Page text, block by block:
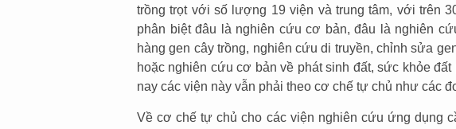
trồng trọt với số lượng 19 viện và trung tâm, với trên
phân biệt đâu là nghiên cứu cơ bản, đâu là nghiên
hàng gen cây trồng, nghiên cứu di truyền, chỉnh sửa
hoặc nghiên cứu cơ bản về phát sinh đất, sức khỏe
nay các viện này vẫn phải theo cơ chế tự chủ như các
Về cơ chế tự chủ cho các viện nghiên cứu ứng dụng